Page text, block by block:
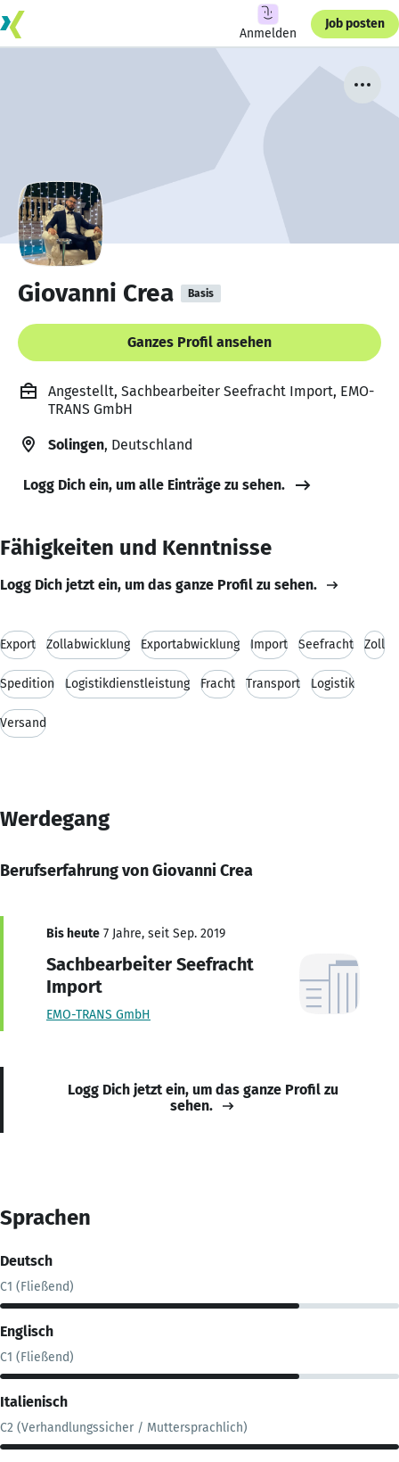
Anmelden
Job posten
Giovanni Crea Basis
Ganzes Profil ansehen
Angestellt, Sachbearbeiter Seefracht Import, EMO-
TRANS GmbH
Solingen, Deutschland
Logg Dich ein, um alle Einträge zu sehen.
Fähigkeiten und Kenntnisse
Logg Dich jetzt ein, um das ganze Profil zu sehen.
Export Zollabwicklung Exportabwicklung Import Seefracht Zoll
Spedition Logistikdienstleistung Fracht Transport Logistik
Versand
Werdegang
Berufserfahrung von Giovanni Crea
Bis heute 7 Jahre, seit Sep. 2019
Sachbearbeiter Seefracht
Import
EMO-TRANS GmbH
Logg Dich jetzt ein, um das ganze Profil zu
sehen.
Sprachen
Deutsch
C1 (Fließend)
Englisch
C1 (Fließend)
Italienisch
C2 (Verhandlungssicher / Muttersprachlich)